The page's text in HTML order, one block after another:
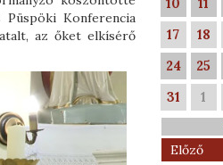
Konferencia
az őket elkísérő
17
18
24
25
31
1
Előző